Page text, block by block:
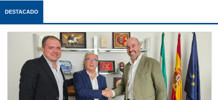
DESTACADO